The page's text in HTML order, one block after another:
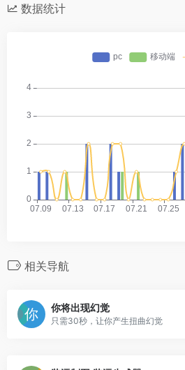
数据统计
相关导航
你将出现幻觉
只需30秒，让你产生扭曲幻觉